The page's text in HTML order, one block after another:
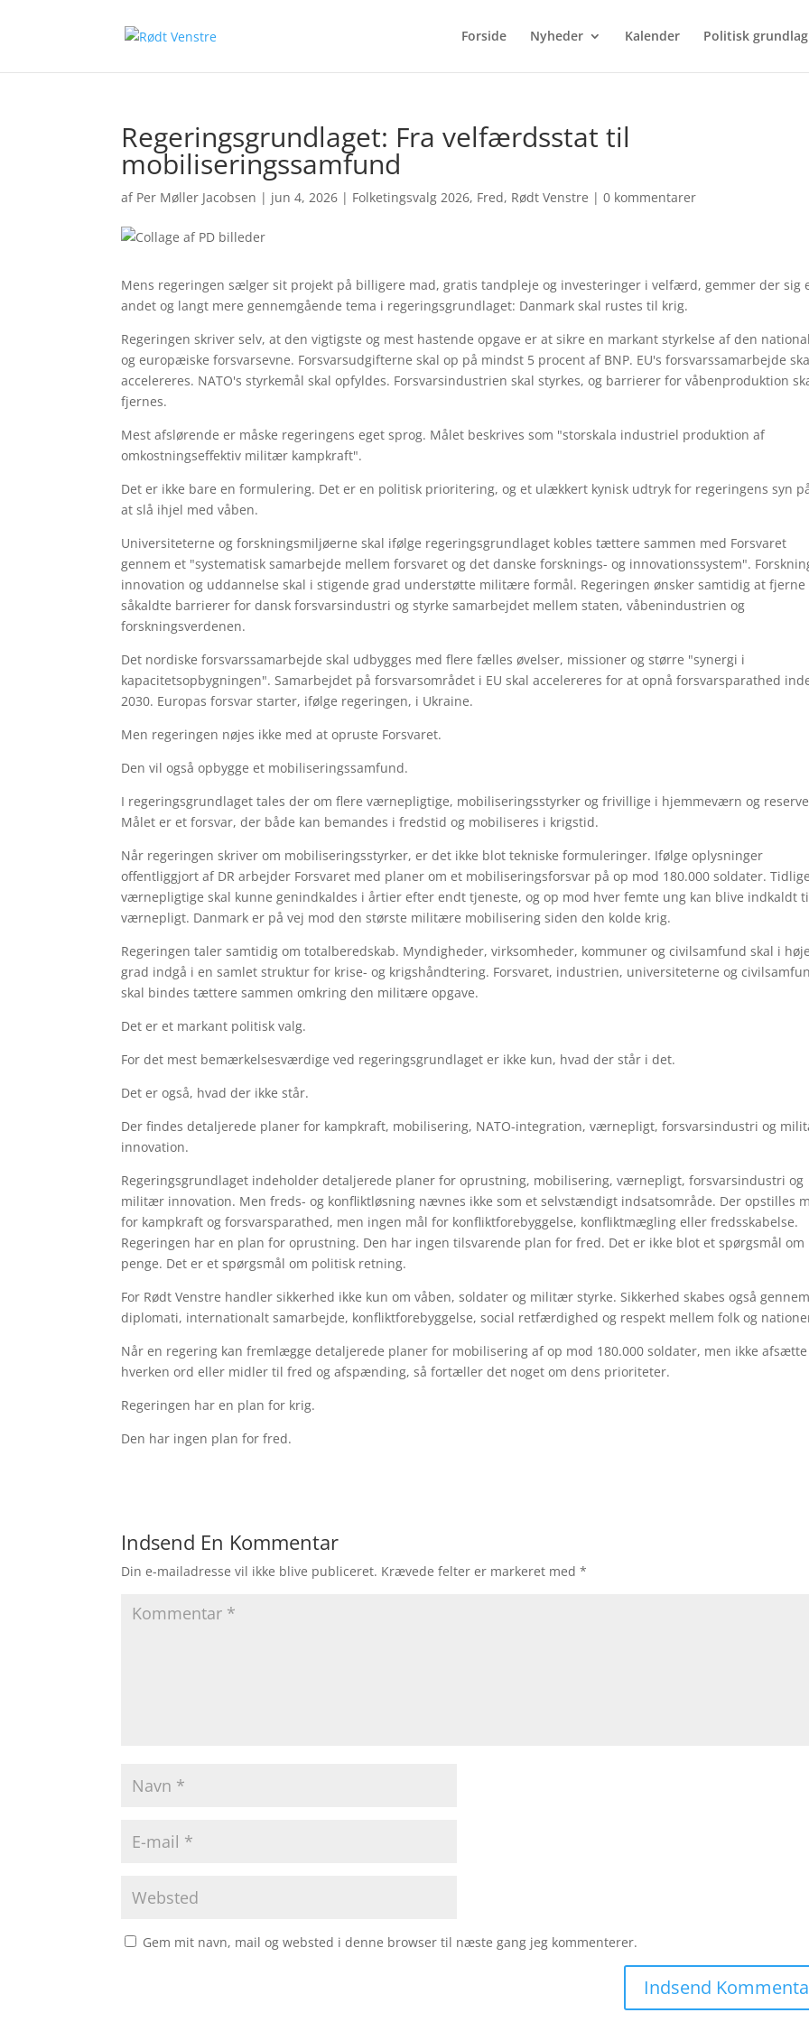
Forside Nyheder Kalender Politisk grundlag
Regeringsgrundlaget: Fra velfærdsstat til
mobiliseringssamfund
af Per Møller Jacobsen | jun 4, 2026 | Folketingsvalg 2026, Fred, Rødt Venstre |0 kommentarer
Mens regeringen sælger sit projekt på billigere mad, gratis tandpleje og investeringer i velfærd, gemmer der sig
andet og langt mere gennemgående tema i regeringsgrundlaget: Danmark skal rustes til krig.
Regeringen skriver selv, at den vigtigste og mest hastende opgave er at sikre en markant styrkelse af den
og europæiske forsvarsevne. Forsvarsudgifterne skal op på mindst 5 procent af BNP. EU's forsvarssamarbejde
accelereres. NATO's styrkemål skal opfyldes. Forsvarsindustrien skal styrkes, og barrierer for våbenproduktion
fjernes.
Mest afslørende er måske regeringens eget sprog. Målet beskrives som "storskala industriel produktion af
omkostningseffektiv militær kampkraft".
Det er ikke bare en formulering. Det er en politisk prioritering, og et ulækkert kynisk udtryk for regeringens syn
at slå ihjel med våben.
Universiteterne og forskningsmiljøerne skal ifølge regeringsgrundlaget kobles tættere sammen med Forsvaret
gennem et "systematisk samarbejde mellem forsvaret og det danske forsknings- og innovationssystem".
innovation og uddannelse skal i stigende grad understøtte militære formål. Regeringen ønsker samtidig at fjerne
såkaldte barrierer for dansk forsvarsindustri og styrke samarbejdet mellem staten, våbenindustrien og
forskningsverdenen.
Det nordiske forsvarssamarbejde skal udbygges med flere fælles øvelser, missioner og større "synergi i
kapacitetsopbygningen". Samarbejdet på forsvarsområdet i EU skal accelereres for at opnå forsvarsparathed
2030. Europas forsvar starter, ifølge regeringen, i Ukraine.
Men regeringen nøjes ikke med at opruste Forsvaret.
Den vil også opbygge et mobiliseringssamfund.
I regeringsgrundlaget tales der om flere værnepligtige, mobiliseringsstyrker og frivillige i hjemmeværn og
Målet er et forsvar, der både kan bemandes i fredstid og mobiliseres i krigstid.
Når regeringen skriver om mobiliseringsstyrker, er det ikke blot tekniske formuleringer. Ifølge oplysninger
offentliggjort af DR arbejder Forsvaret med planer om et mobiliseringsforsvar på op mod 180.000 soldater.
værnepligtige skal kunne genindkaldes i årtier efter endt tjeneste, og op mod hver femte ung kan blive indkaldt
værnepligt. Danmark er på vej mod den største militære mobilisering siden den kolde krig.
Regeringen taler samtidig om totalberedskab. Myndigheder, virksomheder, kommuner og civilsamfund skal i
grad indgå i en samlet struktur for krise- og krigshåndtering. Forsvaret, industrien, universiteterne og
skal bindes tættere sammen omkring den militære opgave.
Det er et markant politisk valg.
For det mest bemærkelsesværdige ved regeringsgrundlaget er ikke kun, hvad der står i det.
Det er også, hvad der ikke står.
Der findes detaljerede planer for kampkraft, mobilisering, NATO-integration, værnepligt, forsvarsindustri og
innovation.
Regeringsgrundlaget indeholder detaljerede planer for oprustning, mobilisering, værnepligt, forsvarsindustri og
militær innovation. Men freds- og konfliktløsning nævnes ikke som et selvstændigt indsatsområde. Der opstilles
for kampkraft og forsvarsparathed, men ingen mål for konfliktforebyggelse, konfliktmægling eller fredsskabelse.
Regeringen har en plan for oprustning. Den har ingen tilsvarende plan for fred. Det er ikke blot et spørgsmål om
penge. Det er et spørgsmål om politisk retning.
For Rødt Venstre handler sikkerhed ikke kun om våben, soldater og militær styrke. Sikkerhed skabes også
diplomati, internationalt samarbejde, konfliktforebyggelse, social retfærdighed og respekt mellem folk og
Når en regering kan fremlægge detaljerede planer for mobilisering af op mod 180.000 soldater, men ikke afsætte
hverken ord eller midler til fred og afspænding, så fortæller det noget om dens prioriteter.
Regeringen har en plan for krig.
Den har ingen plan for fred.
Indsend En Kommentar
Din e-mailadresse vil ikke blive publiceret. Krævede felter er markeret med*
Gem mit navn, mail og websted i denne browser til næste gang jeg kommenterer.